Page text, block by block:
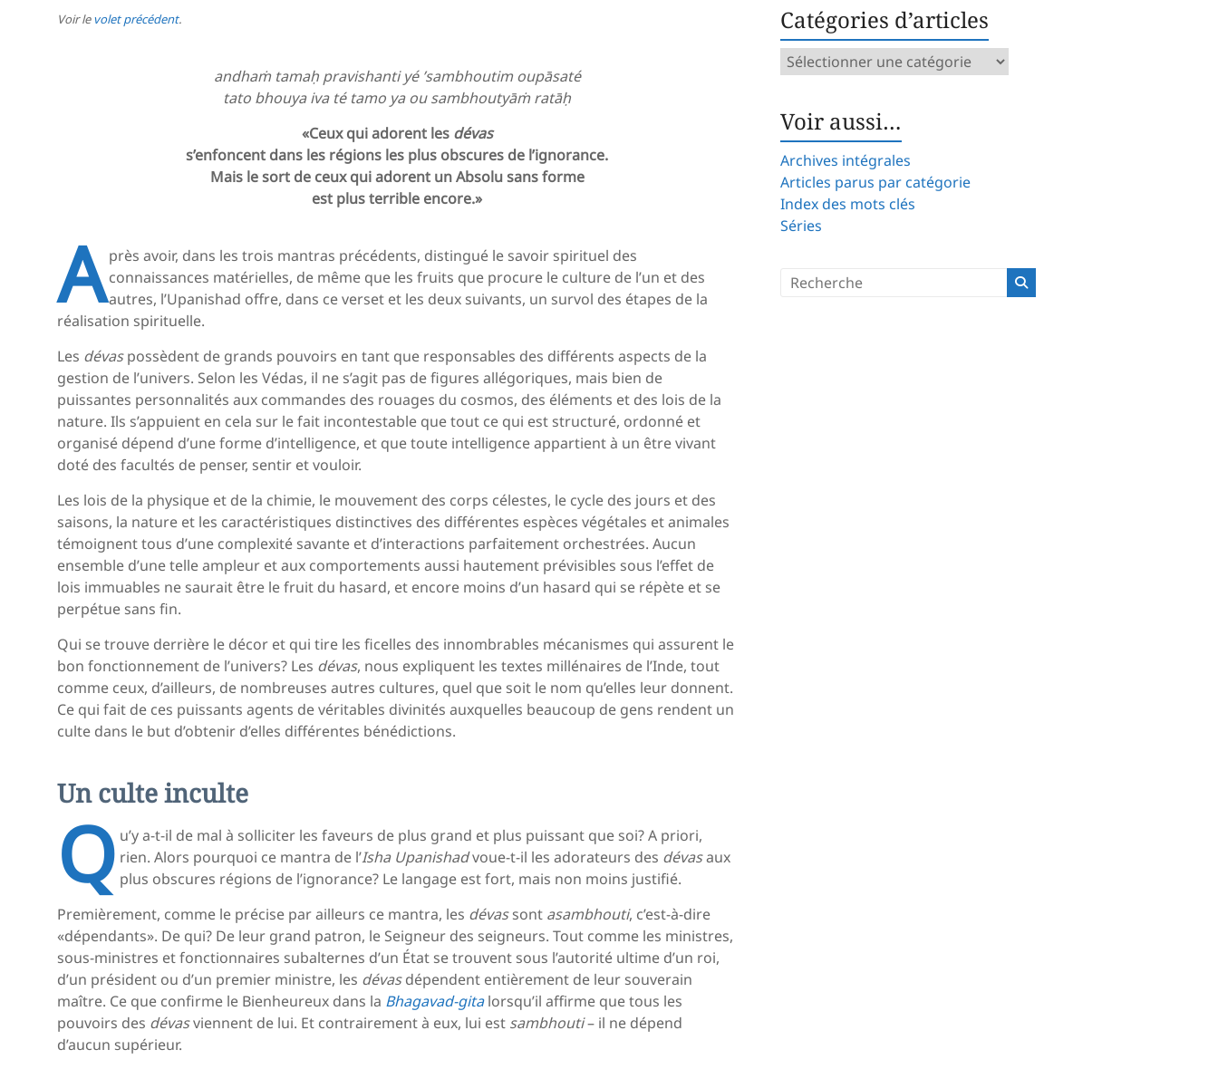
Voir levolet précédent.
andhaṁ tamaḥ pravishanti yé ’sambhoutim oupāsaté
tato bhouya iva té tamo ya ou sambhoutyāṁ ratāḥ
«Ceux qui adorent les dévas
s’enfoncent dans les régions les plus obscures de l’ignorance.
Mais le sort de ceux qui adorent un Absolu sans forme
est plus terrible encore.»
A près avoir, dans les trois mantras précédents, distingué le savoir spirituel des
connaissances matérielles, de même que les fruits que procure le culture de l’un et des
autres, l’Upanishad offre, dans ce verset et les deux suivants, un survol des étapes de la
réalisation spirituelle.
Les dévaspossèdent de grands pouvoirs en tant que responsables des différents aspects de la
gestion de l’univers. Selon les Védas, il ne s’agit pas de figures allégoriques, mais bien de
puissantes personnalités aux commandes des rouages du cosmos, des éléments et des lois de la
nature. Ils s’appuient en cela sur le fait incontestable que tout ce qui est structuré, ordonné et
organisé dépend d’une forme d’intelligence, et que toute intelligence appartient à un être vivant
doté des facultés de penser, sentir et vouloir.
Les lois de la physique et de la chimie, le mouvement des corps célestes, le cycle des jours et des
saisons, la nature et les caractéristiques distinctives des différentes espèces végétales et animales
témoignent tous d’une complexité savante et d’interactions parfaitement orchestrées. Aucun
ensemble d’une telle ampleur et aux comportements aussi hautement prévisibles sous l’effet de
lois immuables ne saurait être le fruit du hasard, et encore moins d’un hasard qui se répète et se
perpétue sans fin.
Qui se trouve derrière le décor et qui tire les ficelles des innombrables mécanismes qui assurent le
bon fonctionnement de l’univers? Les dévas, nous expliquent les textes millénaires de l’Inde, tout
comme ceux, d’ailleurs, de nombreuses autres cultures, quel que soit le nom qu’elles leur donnent.
Ce qui fait de ces puissants agents de véritables divinités auxquelles beaucoup de gens rendent un
culte dans le but d’obtenir d’elles différentes bénédictions.
Un culte inculte
Q u’y a-t-il de mal à solliciter les faveurs de plus grand et plus puissant que soi? A priori,
rien. Alors pourquoi ce mantra de l’Isha Upanishadvoue-t-il les adorateurs des dévasaux
plus obscures régions de l’ignorance? Le langage est fort, mais non moins justifié.
Premièrement, comme le précise par ailleurs ce mantra, les dévassont asambhouti, c’est-à-dire
«dépendants». De qui? De leur grand patron, le Seigneur des seigneurs. Tout comme les ministres,
sous-ministres et fonctionnaires subalternes d’un État se trouvent sous l’autorité ultime d’un roi,
d’un président ou d’un premier ministre, les dévasdépendent entièrement de leur souverain
maître. Ce que confirme le Bienheureux dans la Bhagavad-gitalorsqu’il affirme que tous les
pouvoirs des dévasviennent de lui. Et contrairement à eux, lui est sambhouti– il ne dépend
d’aucun supérieur.
Catégories d’articles
Catégories
Voir aussi…
Archives intégrales
Articles parus par catégorie
Index des mots clés
Séries